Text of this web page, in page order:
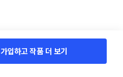
가입하고 작품 더 보기